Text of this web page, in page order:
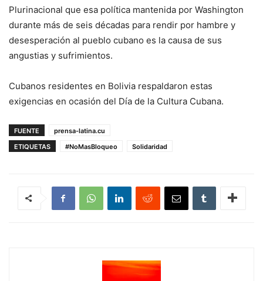
Plurinacional que esa política mantenida por Washington
durante más de seis décadas para rendir por hambre y
desesperación al pueblo cubano es la causa de sus
angustias y sufrimientos.
Cubanos residentes en Bolivia respaldaron estas
exigencias en ocasión del Día de la Cultura Cubana.
FUENTE
prensa-latina.cu
ETIQUETAS
#NoMasBloqueo Solidaridad